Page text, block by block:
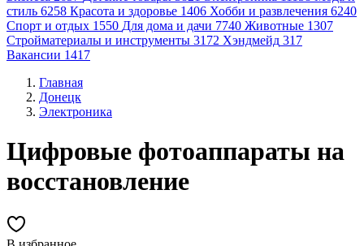
стиль 6258 Красота и здоровье 1406 Хобби и развлечения 6240
Спорт и отдых 1550 Для дома и дачи 7740 Животные 1307
Стройматериалы и инструменты 3172 Хэндмейд 317
Вакансии 1417
Главная
Донецк
Электроника
Цифровые фотоаппараты на
восстановление